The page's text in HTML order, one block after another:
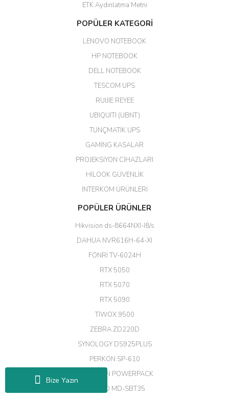
Bize Yazın
Aldığım ürün kapalı kutu teslim
edildi. Teşekkür ederim.
GÜRKAN KETHÜDAOĞLU |
Her şey için teşekkür ederim çok
Erdal Cingöz | 07/02/2026
Başarılı. Bu vasıfta bir ürünü bu
kadar uygun fiyata bulabilmek
büyük şans. Güvenliticaret
(HIKVISION DS-3E0326P-E/M(B)
EROL ÇAKMAK | 26/12/2025
Deneyimini Paylaş Diğer yorumları göster
ETK Aydınlatma Metni
POPÜLER KATEGORİ
LENOVO NOTEBOOK
HP NOTEBOOK
DELL NOTEBOOK
TESCOM UPS
RUIJIE REYEE
UBIQUITI (UBNT)
TUNÇMATİK UPS
GAMİNG KASALAR
PROJEKSİYON CİHAZLARI
HİLOOK GÜVENLİK
İNTERKOM ÜRÜNLERİ
POPÜLER ÜRÜNLER
Hikvision ds-8664NXI-I8/s
DAHUA NVR616H-64-XI
FONRİ TV-6024H
RTX 5050
RTX 5070
RTX 5090
TİWOX 9500
ZEBRA ZD220D
SYNOLOGY DS925PLUS
PERKON SP-610
MAKELSAN POWERPACK
MIKADO MD-SBT35